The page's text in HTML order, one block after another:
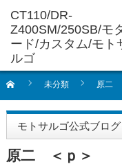
未分類 原二
モトサルゴ公式ブログ
原二 ＜ｐ＞